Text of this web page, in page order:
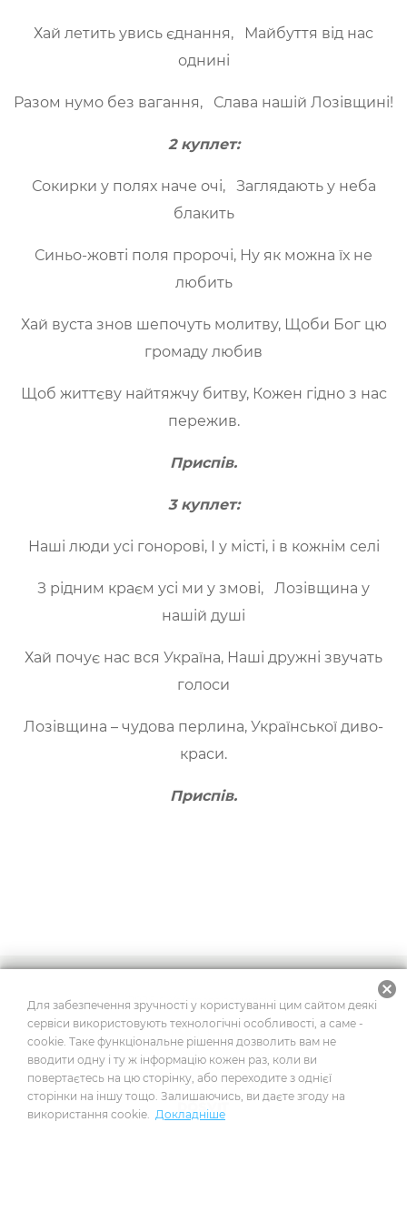
Хай летить увись єднання, Майбуття від нас
однині
Разом нумо без вагання, Слава нашій Лозівщині!
2 куплет:
Сокирки у полях наче очі, Заглядають у неба
блакить
Синьо-жовті поля пророчі, Ну як можна їх не
любить
Хай вуста знов шепочуть молитву, Щоби Бог цю
громаду любив
Щоб життєву найтяжчу битву, Кожен гідно з нас
пережив.
Приспів.
3 куплет:
Наші люди усі гонорові, І у місті, і в кожнім селі
З рідним краєм усі ми у змові, Лозівщина у
нашій душі
Хай почує нас вся Україна, Наші дружні звучать
голоси
Лозівщина – чудова перлина, Української диво-
краси.
Приспів.
2026 © Усі права захищено
Побудовано на платформі
Для забезпечення зручності у користуванні цим сайтом деякі
сервіси використовують технологічні особливості, а саме -
cookie. Таке функціональне рішення дозволить вам не
вводити одну і ту ж інформацію кожен раз, коли ви
повертаєтесь на цю сторінку, або переходите з однієї
сторінки на іншу тощо. Залишаючись, ви даєте згоду на
використання cookie. Докладніше
cancel